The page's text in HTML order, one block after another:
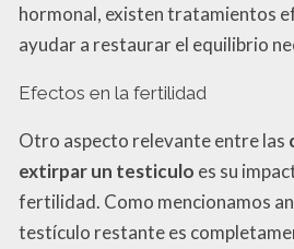
hormonal, existen tratamientos
ayudar a restaurar el equilibrio
Efectos en la fertilidad
Otro aspecto relevante entre las
extirpar un testiculo es su
fertilidad. Como mencionamos
testículo restante es